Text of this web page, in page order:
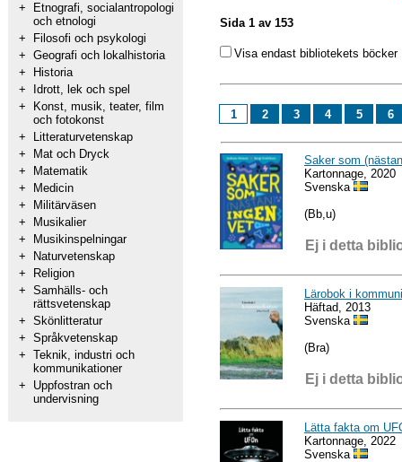
+
Etnografi, socialantropologi
och etnologi
+
Filosofi och psykologi
+ Geografi och lokalhistoria
+
Historia
+
Idrott, lek och spel
+
Konst, musik, teater, film
och fotokonst
+
Litteraturvetenskap
+
Mat och Dryck
+
Matematik
+
Medicin
+
Militärväsen
+
Musikalier
+
Musikinspelningar
+
Naturvetenskap
+
Religion
+ Samhälls- och
rättsvetenskap
+ Skönlitteratur
+ Språkvetenskap
+ Teknik, industri och
kommunikationer
+
Uppfostran och
undervisning
Sida 1 av 153
Visa endast bibliotekets böcker
1 2 3 4 5 6
Saker som
Kartonnage, 2020
Svenska
(Bb,u)
Ej i detta
Lärobok i
Häftad, 2013
Svenska
(Bra)
Ej i detta
Lätta fakta om
Kartonnage, 2022
Svenska